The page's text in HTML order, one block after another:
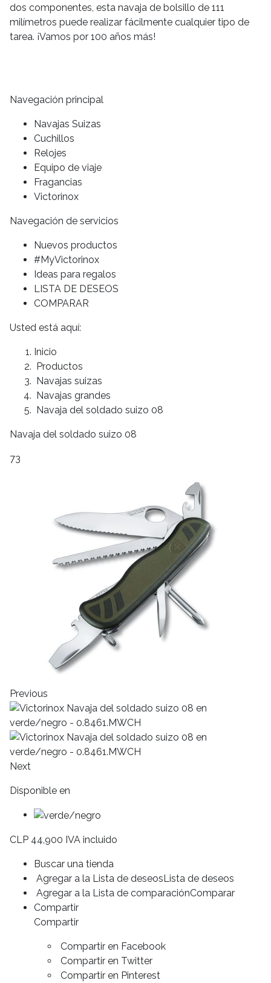
dos componentes, esta navaja de bolsillo de 111
milímetros puede realizar fácilmente cualquier tipo de
tarea. ¡Vamos por 100 años más!
Navegación principal
Navajas Suizas
Cuchillos
Relojes
Equipo de viaje
Fragancias
Victorinox
Navegación de servicios
Nuevos productos
#MyVictorinox
Ideas para regalos
LISTA DE DESEOS
COMPARAR
Usted está aquí:
Inicio
Productos
Navajas suizas
Navajas grandes
Navaja del soldado suizo 08
Navaja del soldado suizo 08
73
Previous
Next
Disponible en
CLP 44,900 IVA incluido
Buscar una tienda
Agregar a la Lista de deseosLista de deseos
Agregar a la Lista de comparaciónComparar
Compartir
Compartir
Compartir en Facebook
Compartir en Twitter
Compartir en Pinterest